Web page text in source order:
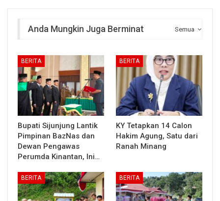
Semua
Anda Mungkin Juga Berminat
BERITA
Bupati Sijunjung Lantik
Pimpinan BazNas dan
Dewan Pengawas
Perumda Kinantan, Ini…
BERITA
KY Tetapkan 14 Calon
Hakim Agung, Satu dari
Ranah Minang
BERITA BERITA